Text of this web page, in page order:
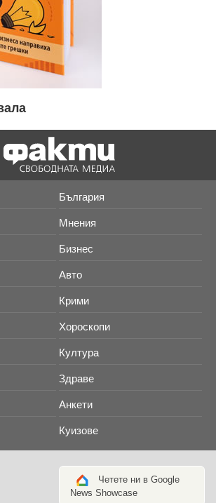
България
Мнения
Бизнес
Авто
Крими
Хороскопи
Култура
Здраве
Анкети
Куизове
Четете ни в Google
News Showcase